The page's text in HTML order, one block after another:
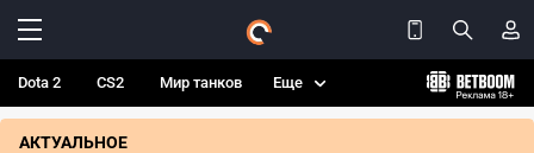
Dota 2 CS2 Мир танков Еще
АКТУАЛЬНОЕ